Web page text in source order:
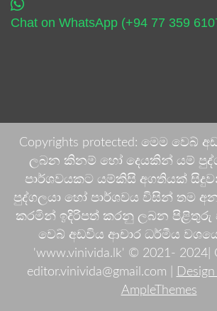
Chat on WhatsApp (+94 77 359
Copyrights protected: මෙම වෙබ්
ලබන කිනම් හෝ දෙයකින් යම්
පාර්ශවයකට යම්කිසි අගතියක්
පුද්ගලයා හෝ පාර්ශවය විසින් තම
කරමින් ඉදිරිපත් කරනු ලබන පිළිතුරු
වෙබ් අඩවිය ආචාර ධර්මීය
'www.vinivida.lk' © 2021- 2024|
editor.vinivida@gmail.com |
AmpleThemes